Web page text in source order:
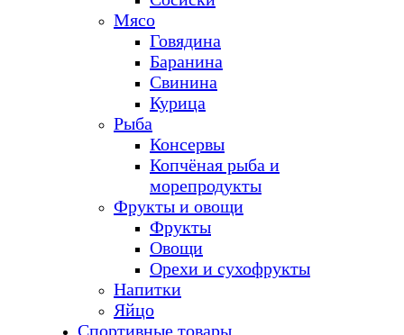
Мясо
Говядина
Баранина
Свинина
Курица
Рыба
Консервы
Копчёная рыба и
морепродукты
Фрукты и овощи
Фрукты
Овощи
Орехи и сухофрукты
Напитки
Яйцо
Спортивные товары